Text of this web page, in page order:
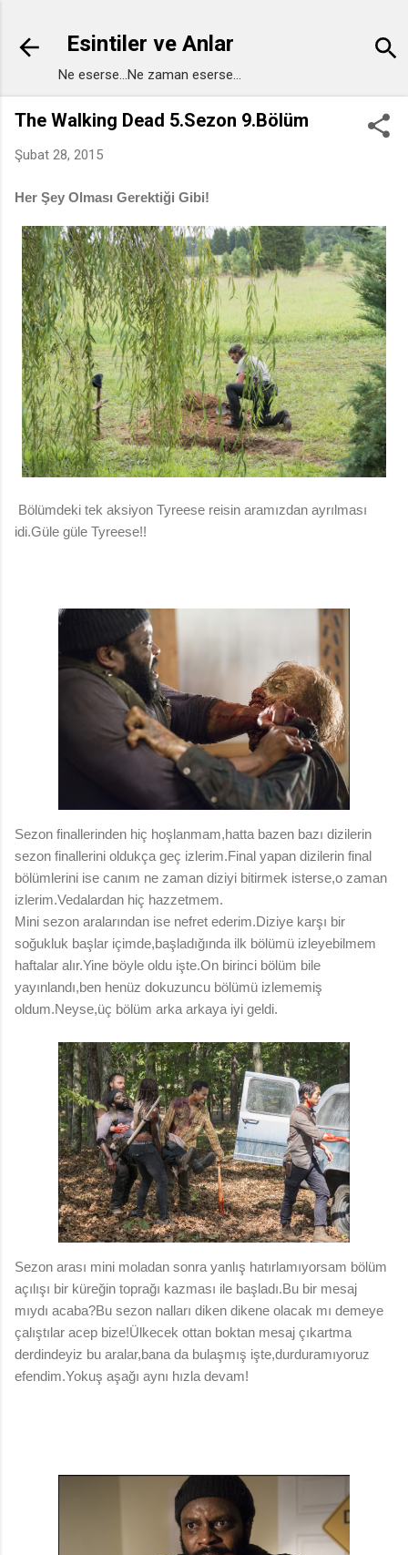
Esintiler ve Anlar
Ne eserse...Ne zaman eserse...
The Walking Dead 5.Sezon 9.Bölüm
Şubat 28, 2015
Her Şey Olması Gerektiği Gibi!
Bölümdeki tek aksiyon Tyreese reisin aramızdan ayrılması
idi.Güle güle Tyreese!!
Sezon finallerinden hiç hoşlanmam,hatta bazen bazı dizilerin
sezon finallerini oldukça geç izlerim.Final yapan dizilerin final
bölümlerini ise canım ne zaman diziyi bitirmek isterse,o zaman
izlerim.Vedalardan hiç hazzetmem.
Mini sezon aralarından ise nefret ederim.Diziye karşı bir
soğukluk başlar içimde,başladığında ilk bölümü izleyebilmem
haftalar alır.Yine böyle oldu işte.On birinci bölüm bile
yayınlandı,ben henüz dokuzuncu bölümü izlememiş
oldum.Neyse,üç bölüm arka arkaya iyi geldi.
Sezon arası mini moladan sonra yanlış hatırlamıyorsam bölüm
açılışı bir küreğin toprağı kazması ile başladı.Bu bir mesaj
mıydı acaba?Bu sezon nalları diken dikene olacak mı demeye
çalıştılar acep bize!Ülkecek ottan boktan mesaj çıkartma
derdindeyiz bu aralar,bana da bulaşmış işte,durduramıyoruz
efendim.Yokuş aşağı aynı hızla devam!